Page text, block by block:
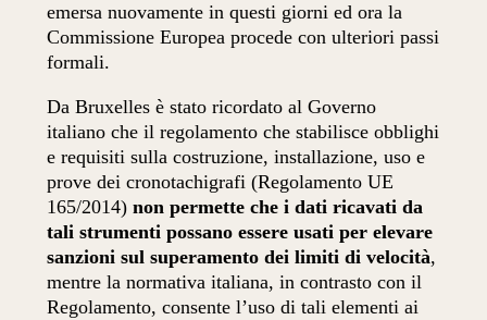
emersa nuovamente in questi giorni ed ora la
Commissione Europea procede con ulteriori passi
formali.
Da Bruxelles è stato ricordato al Governo
italiano che il regolamento che stabilisce obblighi
e requisiti sulla costruzione, installazione, uso e
prove dei cronotachigrafi (Regolamento UE
165/2014)non permette che i dati ricavati da
tali strumenti possano essere usati per elevare
sanzioni sul superamento dei limiti di velocità,
mentre la normativa italiana, in contrasto con il
Regolamento, consente l’uso di tali elementi ai